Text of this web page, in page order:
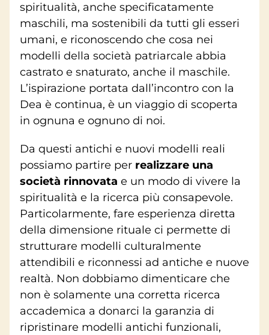
spiritualità, anche specificatamente
maschili, ma sostenibili da tutti gli esseri
umani, e riconoscendo che cosa nei
modelli della società patriarcale abbia
castrato e snaturato, anche il maschile.
L’ispirazione portata dall’incontro con la
Dea è continua, è un viaggio di scoperta
in ognuna e ognuno di noi.
Da questi antichi e nuovi modelli reali
possiamo partire per realizzare una
società rinnovata e un modo di vivere la
spiritualità e la ricerca più consapevole.
Particolarmente, fare esperienza diretta
della dimensione rituale ci permette di
strutturare modelli culturalmente
attendibili e riconnessi ad antiche e nuove
realtà. Non dobbiamo dimenticare che
non è solamente una corretta ricerca
accademica a donarci la garanzia di
ripristinare modelli antichi funzionali,